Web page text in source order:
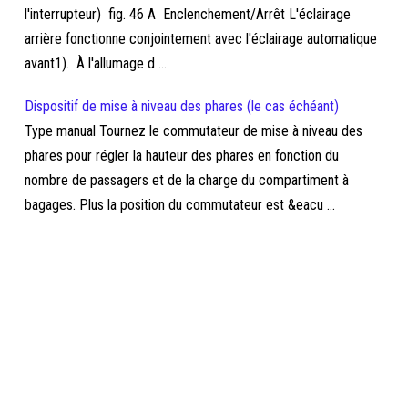
l'interrupteur) fig. 46 A Enclenchement/Arrêt L'éclairage
arrière fonctionne conjointement avec l'éclairage automatique
avant1). À l'allumage d ...
Dispositif de mise à niveau des phares (le cas échéant)
Type manual Tournez le commutateur de mise à niveau des
phares pour régler la hauteur des phares en fonction du
nombre de passagers et de la charge du compartiment à
bagages. Plus la position du commutateur est &eacu ...